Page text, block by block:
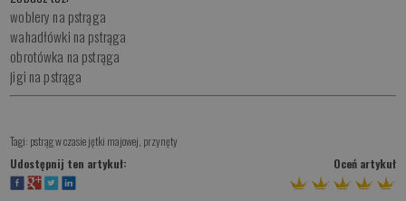
woblery na pstrąga
wahadłówki na pstrąga
obrotówka na pstrąga
jigi na pstrąga
Tagi: pstrąg w czasie jętki majowej przynęty
Udostępnij ten artykuł:
Oceń artykuł